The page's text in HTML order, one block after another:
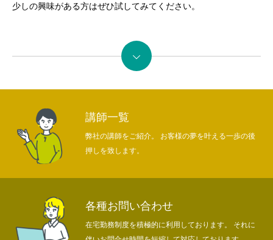
少しの興味がある方はぜひ試してみてください。
続きを読む
講師一覧
弊社の講師をご紹介。 お客様の夢を叶える一歩の後
押しを致します。
各種お問い合わせ
在宅勤務制度を積極的に利用しております。 それに